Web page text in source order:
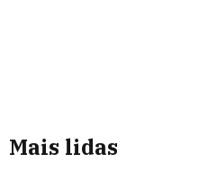
Mais lidas